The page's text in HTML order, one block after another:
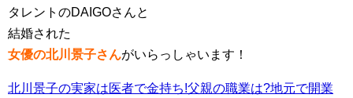
タレントのDAIGOさんと
結婚された
女優の北川景子さんがいらっしゃいます！
北川景子の実家は医者で金持ち!父親の職業は?地元で開業